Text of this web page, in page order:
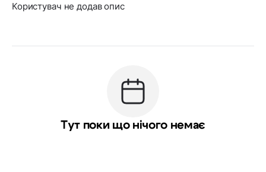
Користувач не додав опис
Тут поки що нічого немає